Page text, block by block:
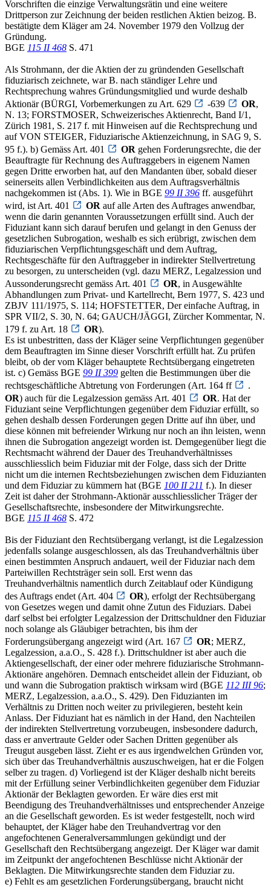
Vorschriften die einzige Verwaltungsrätin und eine weitere
Drittperson zur Zeichnung der beiden restlichen Aktien beizog. B.
bestätigte dem Kläger am 24. November 1979 den Vollzug der
Gründung.
BGE 115 II 468 S. 471
Als Strohmann, der die Aktien der zu gründenden Gesellschaft
fiduziarisch zeichnete, war B. nach ständiger Lehre und
Rechtsprechung wahres Gründungsmitglied und wurde deshalb
Aktionär (BÜRGI, Vorbemerkungen zu Art. 629
-639 OR,
N. 13; FORSTMOSER, Schweizerisches Aktienrecht, Band I/1,
Zürich 1981, S. 217 f. mit Hinweisen auf die Rechtsprechung und
auf VON STEIGER, Fiduziarische Aktienzeichnung, in SAG 9, S.
95 f.). b) Gemäss Art. 401
OR gehen Forderungsrechte, die der
Beauftragte für Rechnung des Auftraggebers in eigenem Namen
gegen Dritte erworben hat, auf den Mandanten über, sobald dieser
seinerseits allen Verbindlichkeiten aus dem Auftragsverhältnis
nachgekommen ist (Abs. 1). Wie in BGE 99 II 396 ff. ausgeführt
wird, ist Art. 401
OR auf alle Arten des Auftrages anwendbar,
wenn die darin genannten Voraussetzungen erfüllt sind. Auch der
Fiduziant kann sich darauf berufen und gelangt in den Genuss der
gesetzlichen Subrogation, weshalb es sich erübrigt, zwischen dem
fiduziarischen Verpflichtungsgeschäft und dem Auftrag,
Rechtsgeschäfte für den Auftraggeber in indirekter Stellvertretung
zu besorgen, zu unterscheiden (vgl. dazu MERZ, Legalzession und
Aussonderungsrecht gemäss Art. 401
OR, in Ausgewählte
Abhandlungen zum Privat- und Kartellrecht, Bern 1977, S. 423 und
ZBJV 111/1975, S. 114; HOFSTETTER, Der einfache Auftrag, in
SPR VII/2, S. 30, N. 64; GAUCH/JÄGGI, Zürcher Kommentar, N.
179 f. zu Art. 18
OR).
Es ist unbestritten, dass der Kläger seine Verpflichtungen gegenüber
dem Beauftragten im Sinne dieser Vorschrift erfüllt hat. Zu prüfen
bleibt, ob der vom Kläger behauptete Rechtsübergang eingetreten
ist. c) Gemäss BGE 99 II 399 gelten die Bestimmungen über die
rechtsgeschäftliche Abtretung von Forderungen (Art. 164 ff
.
OR) auch für die Legalzession gemäss Art. 401 OR. Hat der
Fiduziant seine Verpflichtungen gegenüber dem Fiduziar erfüllt, so
gehen deshalb dessen Forderungen gegen Dritte auf ihn über, und
diese können mit befreiender Wirkung nur noch an ihn leisten, wenn
ihnen die Subrogation angezeigt worden ist. Demgegenüber liegt die
Rechtsmacht während der Dauer des Treuhandverhältnisses
ausschliesslich beim Fiduziar mit der Folge, dass sich der Dritte
nicht um die internen Rechtsbeziehungen zwischen dem Fiduzianten
und dem Fiduziar zu kümmern hat (BGE 100 II 211 f.). In dieser
Zeit ist daher der Strohmann-Aktionär ausschliesslicher Träger der
Gesellschaftsrechte, insbesondere der Mitwirkungsrechte.
BGE 115 II 468 S. 472
Bis der Fiduziant den Rechtsübergang verlangt, ist die Legalzession
jedenfalls solange ausgeschlossen, als das Treuhandverhältnis über
einen bestimmten Anspruch andauert, weil der Fiduziar nach dem
Parteiwillen Rechtsträger sein soll. Erst wenn das
Treuhandverhältnis namentlich durch Zeitablauf oder Kündigung
des Auftrags endet (Art. 404
OR), erfolgt der Rechtsübergang
von Gesetzes wegen und damit ohne Zutun des Fiduziars. Dabei
darf selbst bei erfolgter Legalzession der Drittschuldner den Fiduziar
noch solange als Gläubiger betrachten, bis ihm der
Forderungsübergang angezeigt wird (Art. 167
OR; MERZ,
Legalzession, a.a.O., S. 428 f.). Drittschuldner ist aber auch die
Aktiengesellschaft, der einer oder mehrere fiduziarische Strohmann-
Aktionäre angehören. Demnach entscheidet allein der Fiduziant, ob
und wann die Subrogation praktisch wirksam wird (BGE 112 III 96;
MERZ, Legalzession, a.a.O., S. 429). Den Fiduzianten im
Verhältnis zu Dritten noch weiter zu privilegieren, besteht kein
Anlass. Der Fiduziant hat es nämlich in der Hand, den Nachteilen
der indirekten Stellvertretung vorzubeugen, insbesondere dadurch,
dass er anvertraute Gelder oder Sachen Dritten gegenüber als
Treugut ausgeben lässt. Zieht er es aus irgendwelchen Gründen vor,
sich über das Treuhandverhältnis auszuschweigen, hat er die Folgen
selber zu tragen. d) Vorliegend ist der Kläger deshalb nicht bereits
mit der Erfüllung seiner Verbindlichkeiten gegenüber dem Fiduziar
Aktionär der Beklagten geworden. Er wäre dies erst mit
Beendigung des Treuhandverhältnisses und entsprechender Anzeige
an die Gesellschaft geworden. Es ist weder festgestellt, noch wird
behauptet, der Kläger habe den Treuhandvertrag vor den
angefochtenen Generalversammlungen gekündigt und der
Gesellschaft den Rechtsübergang angezeigt. Der Kläger war damit
im Zeitpunkt der angefochtenen Beschlüsse nicht Aktionär der
Beklagten. Die Mitwirkungsrechte standen dem Fiduziar zu.
e) Fehlt es am gesetzlichen Forderungsübergang, braucht nicht